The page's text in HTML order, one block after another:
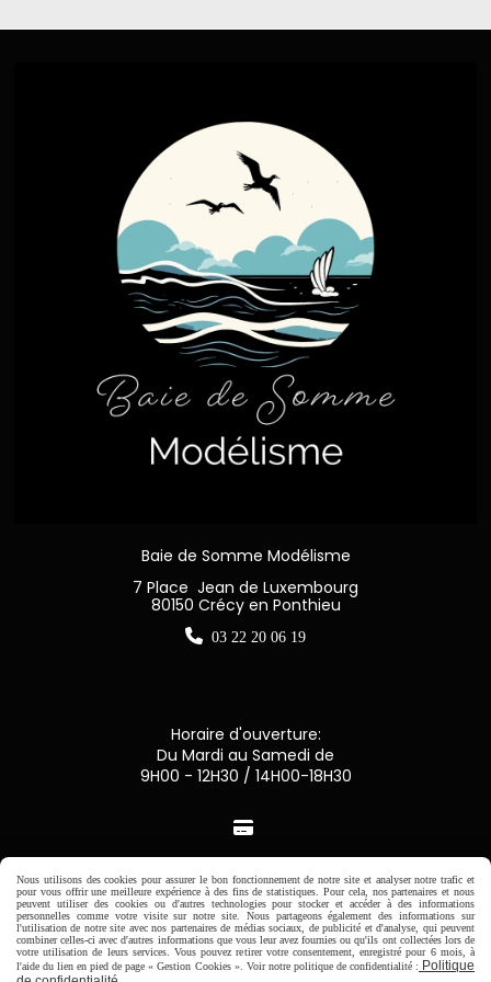
Baie de Somme Modélisme
7 Place Jean de Luxembourg
80150 Crécy en Ponthieu
 03 22 20 06 19
Horaire d'ouverture:
Du Mardi au Samedi de
9H00 - 12H30 / 14H00-18H30

Paiement sécurisé
CB Crédit Agricole
Virement bancaire
Nous utilisons des cookies pour assurer le bon fonctionnement de notre site et analyser notre trafic et
pour vous offrir une meilleure expérience à des fins de statistiques. Pour cela, nos partenaires et nous
peuvent utiliser des cookies ou d'autres technologies pour stocker et accéder à des informations
personnelles comme votre visite sur notre site. Nous partageons également des informations sur
l'utilisation de notre site avec nos partenaires de médias sociaux, de publicité et d'analyse, qui peuvent
combiner celles-ci avec d'autres informations que vous leur avez fournies ou qu'ils ont collectées lors de
votre utilisation de leurs services. Vous pouvez retirer votre consentement, enregistré pour 6 mois, à
l'aide du lien en pied de page « Gestion Cookies ». Voir notre politique de confidentialité : Politique